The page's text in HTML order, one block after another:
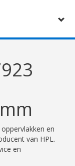
en
van HPL.
en